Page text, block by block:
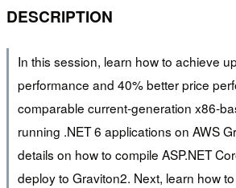
DESCRIPTION
In this session, learn how to achieve
performance and 40% better price
comparable current-generation x86-
running .NET 6 applications on AWS
details on how to compile ASP.NET
deploy to Graviton2. Next, learn how